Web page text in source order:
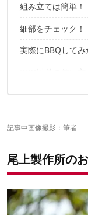
パーツも少なく
組み立ては簡単！
脚を取り付ける
炭受けを吊るす
あっという間に完
細部をチェック！
網が主役のアイ
実際にBBQしてみ
焚き火の架台と
無理は禁物のアイ
記事中画像撮影：筆者
尾上製作所の